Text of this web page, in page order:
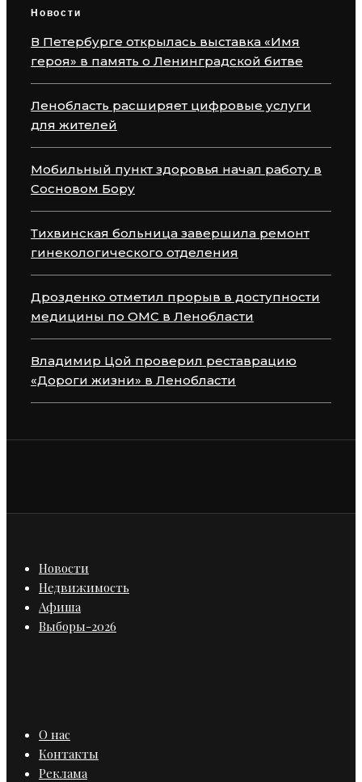
Новости
В Петербурге открылась выставка «Имя
героя» в память о Ленинградской битве
Ленобласть расширяет цифровые услуги
для жителей
Мобильный пункт здоровья начал работу в
Сосновом Бору
Тихвинская больница завершила ремонт
гинекологического отделения
Дрозденко отметил прорыв в доступности
медицины по ОМС в Ленобласти
Владимир Цой проверил реставрацию
«Дороги жизни» в Ленобласти
Новости
Недвижимость
Афиша
Выборы-2026
О нас
Контакты
Реклама